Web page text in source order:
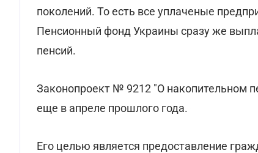
поколений. То есть все уплаченые
Пенсионный фонд Украины сразу же
пенсий.
Законопроект № 9212 "О накопительном
еще в апреле прошлого года.
Его целью является предоставление